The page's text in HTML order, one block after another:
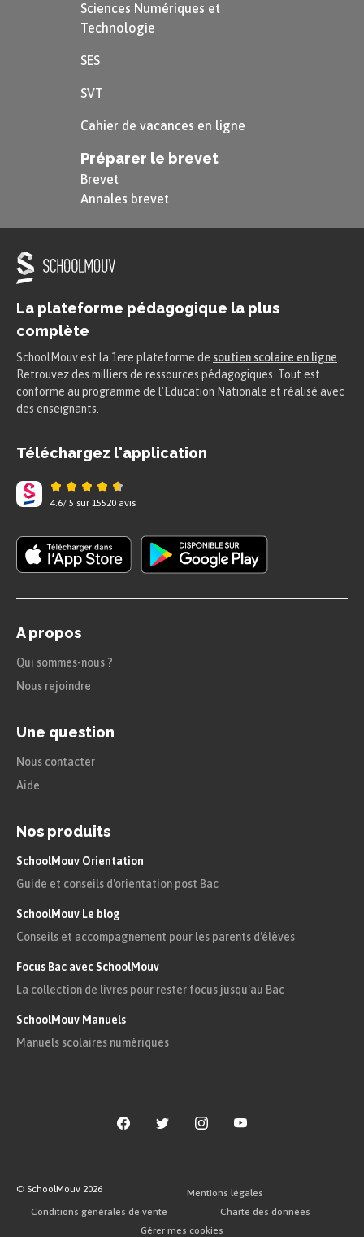
Sciences Numériques et
Technologie
SES
SVT
Cahier de vacances en ligne
Préparer le brevet
Brevet
Annales brevet
La plateforme pédagogique la plus
complète
SchoolMouv est la 1ere plateforme de soutien scolaire en ligne
Retrouvez des milliers de ressources pédagogiques. Tout est
conforme au programme de l'Education Nationale et réalisé avec
des enseignants.
Téléchargez l'application
4.6/ 5 sur 15520 avis
A propos
Qui sommes-nous ?
Nous rejoindre
Une question
Nous contacter
Aide
Nos produits
SchoolMouv Orientation
Guide et conseils d'orientation post Bac
SchoolMouv Le blog
Conseils et accompagnement pour les parents d'élèves
Focus Bac avec SchoolMouv
La collection de livres pour rester focus jusqu'au Bac
SchoolMouv Manuels
Manuels scolaires numériques
© SchoolMouv 2026
Mentions légales
Conditions générales de vente
Charte des données
Gérer mes cookies